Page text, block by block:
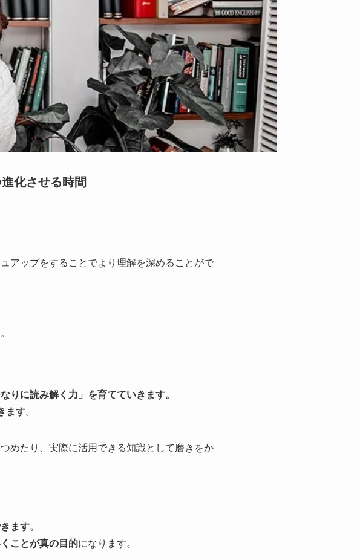
化させる時間
アップをすることでより理解を深めることがで
りに読み解く力」を育てていきます。
ます。
めたり、実際に活用できる知識として磨きをか
ます。
ことが真の目的になります。